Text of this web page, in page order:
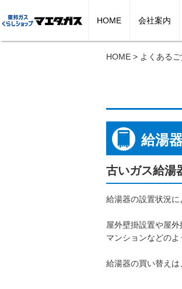
HOME 会社案内
HOME > よくある
給湯
古いガス給湯
給湯器の設置状況に
屋外壁掛設置や屋外
マンションなどの
給湯器の買い替え